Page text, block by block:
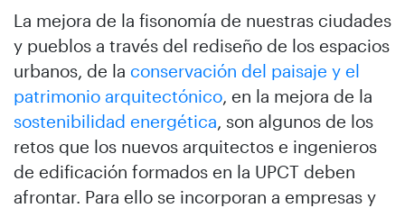
La mejora de la fisonomía de nuestras ciudades
y pueblos a través del rediseño de los espacios
urbanos, de la conservación del paisaje y el
patrimonio arquitectónico, en la mejora de la
sostenibilidad energética, son algunos de los
retos que los nuevos arquitectos e ingenieros
de edificación formados en la UPCT deben
afrontar. Para ello se incorporan a empresas y